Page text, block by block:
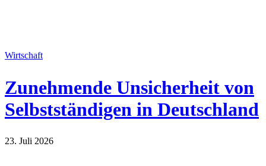
Wirtschaft
Zunehmende Unsicherheit von
Selbstständigen in Deutschland
23. Juli 2026